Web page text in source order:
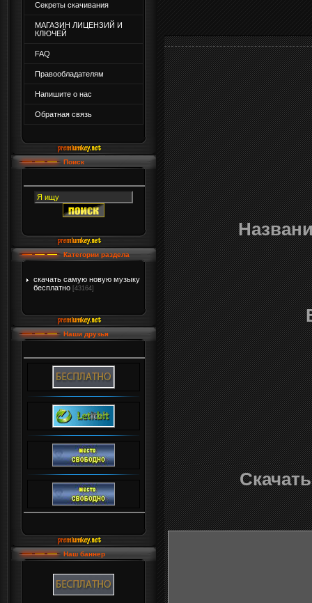
Секреты скачивания
МАГАЗИН ЛИЦЕНЗИЙ И
КЛЮЧЕЙ
FAQ
Правообладателям
Напишите о нас
Обратная связь
Поиск
Категории раздела
скачать самую новую музыку
бесплатно [43164]
Наши друзья
Наш баннер